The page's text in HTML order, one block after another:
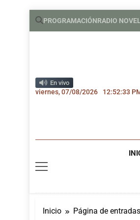
Saltar
PROGRAMACIÓNRADIO
En vivo
viernes, 07/08/2026 12:52:33
Inicio Página de entradas